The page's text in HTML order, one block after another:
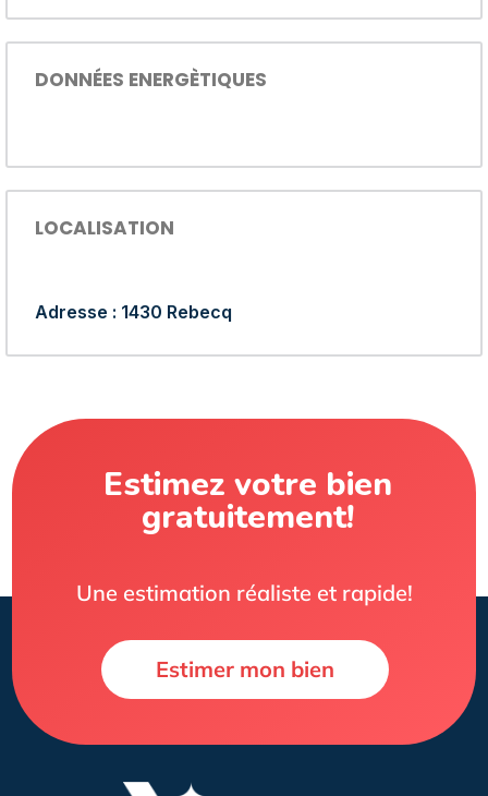
DONNÉES ENERGÈTIQUES
LOCALISATION
Adresse : 1430 Rebecq
Estimez votre bien
gratuitement!
Une estimation réaliste et rapide!
Estimer mon bien